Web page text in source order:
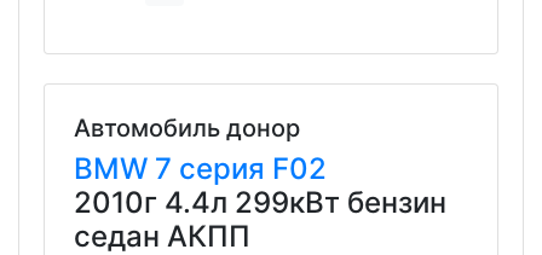
Автомобиль донор
BMW 7 серия F02
2010г 4.4л 299кВт бензин
седан АКПП